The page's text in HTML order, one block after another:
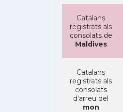
Catalans
registrats als
consolats de
Maldives
Catalans
registrats als
consolats
d'arreu del
mon